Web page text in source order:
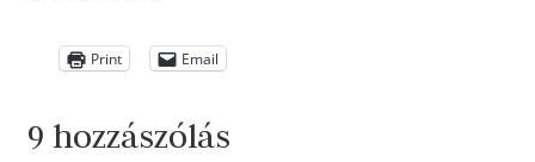
Print Email
9 hozzászólás